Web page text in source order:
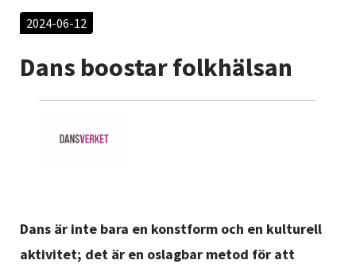
Starta studiecirkel
Cirkelledare
Nyheter
Avdelningar
2024-06-12
Dans boostar folkhälsan
Dans är inte bara en konstform och en kulturell
aktivitet; det är en oslagbar metod för att